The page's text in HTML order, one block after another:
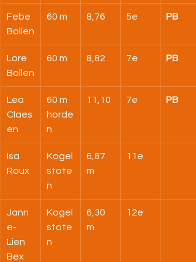
Febe
Bollen
60 m 8,76 5e PB
Lore
Bollen
60 m 8,82 7e PB
Lea
Claes
en
60 m
horde
n
11,10 7e PB
Isa
Roux
Kogel
stote
n
6,87
m
11e
Jann
e-
Lien
Bex
Kogel
stote
n
6,30
m
12e